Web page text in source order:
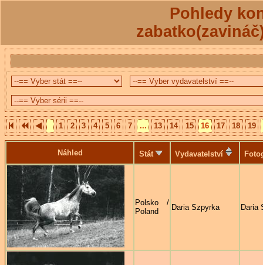
Pohledy
1 2 3 4 5 6 7 ... 13 14 15 16 17 18 19
Náhled Stát Vydavatelství
Polsko /
Poland
Daria Szpyrka Daria